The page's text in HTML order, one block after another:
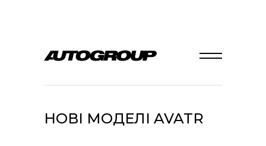
НОВІ МОДЕЛІ AVATR